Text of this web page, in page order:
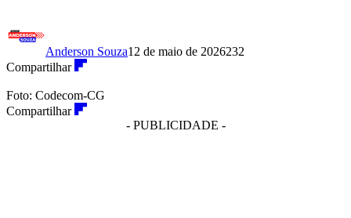
Anderson Souza12 de maio de 2026232
Compartilhar
Foto: Codecom-CG
Compartilhar
- PUBLICIDADE -